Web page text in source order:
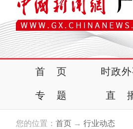
首 页 时政
专 题 直
您的位置： 首页 → 行业动态